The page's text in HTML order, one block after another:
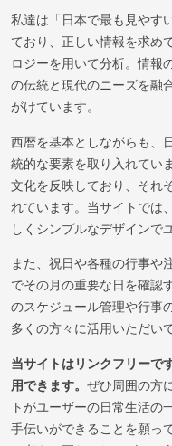
私達は「日本で最も見やす
ており、正しい情報を求め
ロジーを用いて分析。情報
の伝統と現代のニーズを融
がけています。
西暦を基本としながらも、
統的な要素を取り入れてい
文化を反映しており、それ
れています。当サイトでは
しくシンプルなデザインで
また、祝日や各種の行事や
でその月の重要な日を確認
のスケジュール管理や行事
多くの方々に活用いただい
当サイトはリンクフリーで
用できます。 ぜひ周囲の方
トがユーザーの日常生活の
手伝いができることを願っ